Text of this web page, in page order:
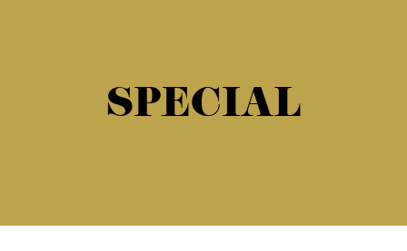
SPECIAL